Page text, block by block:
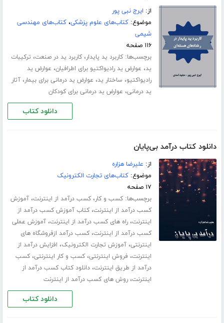
از: ایرج نبی پور
موضوع:کتاب‌های علوم پزشکی،کتاب‌های مهندسی
شیمی
۱۱۶ صفحه
برچسب‌ها:کاربرد ید پایدار،کاربرد ید در صنعت، ترکیبات
ید، عوارض ید رادیواکتیو برای اطرافیان، عوارض ید
رادیواکتیو، ساختار ید، عوارض ید درمانی برای بیمار،آثار
ید درمانی، عوارض ید درمانی برای کودکان
دانلود کتاب
دانلود کتاب درآمد بی‌پایان
از: علیرضا هزاره
موضوع:کتاب‌های تجارت الکترونیک
۱۷ صفحه
برچسب‌ها:کسب و کار،کسب درآمد از اینترنت،آموزش
کسب درآمد از اینترنت،کتاب آموزش کسب درآمد از
اینترنت،راه های کسب درآمد از اینترنت،آموزش عملی
کسب درآمد از اینترنت،کسب درآمد ازفروشگاه های
اینترنتی،آموزش تجارت الکترونیک، افزایش درآمد از
اینترنت، فروش اینترنتی،کسب و کار اینترنتی،کسب
درآمد از طریق اینترنت،دانلود کتاب کسب درآمد از
اینترنت،روش های کسب درآمد از اینترنت
دانلود کتاب